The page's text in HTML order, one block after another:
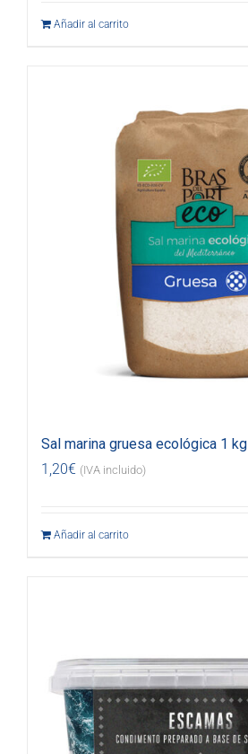
Añadir al carrito
Sal marina gruesa ecológica 1 kg
1,20€ (IVA incluido)
Añadir al carrito